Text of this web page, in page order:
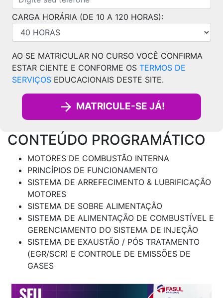
CARGA HORÁRIA (DE 10 A 120 HORAS):
AO SE MATRICULAR NO CURSO VOCÊ CONFIRMA
ESTAR CIENTE E CONFORME OS TERMOS DE
SERVIÇOS EDUCACIONAIS DESTE SITE.
MATRICULE-SE JÁ!
CONTEÚDO PROGRAMÁTICO
MOTORES DE COMBUSTÃO INTERNA
PRINCÍPIOS DE FUNCIONAMENTO
SISTEMA DE ARREFECIMENTO & LUBRIFICAÇÃO
MOTORES
SISTEMA DE SOBRE ALIMENTAÇÃO
SISTEMA DE ALIMENTAÇÃO DE COMBUSTÍVEL E
GERENCIAMENTO DO SISTEMA DE INJEÇÃO
SISTEMA DE EXAUSTÃO / PÓS TRATAMENTO
(EGR/SCR) E CONTROLE DE EMISSÕES DE
GASES